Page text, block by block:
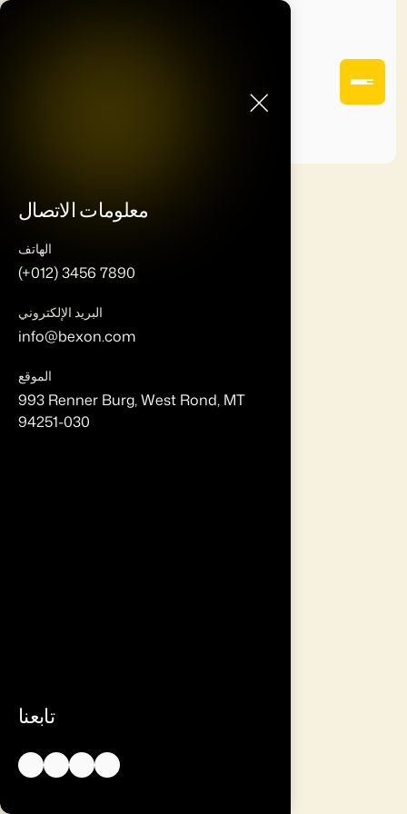
معلومات الاتصال
الهاتف
(+012) 3456 7890
البريد الإلكتروني
info@bexon.com
الموقع
993 Renner Burg, West Rond, MT
94251-030
تابعنا